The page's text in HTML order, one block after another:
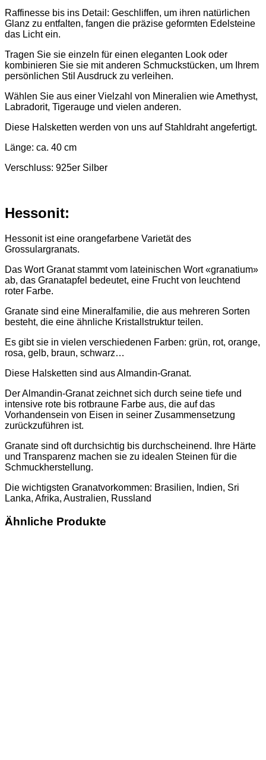
Raffinesse bis ins Detail: Geschliffen, um ihren natürlichen
Glanz zu entfalten, fangen die präzise geformten Edelsteine
das Licht ein.
Tragen Sie sie einzeln für einen eleganten Look oder
kombinieren Sie sie mit anderen Schmuckstücken, um Ihrem
persönlichen Stil Ausdruck zu verleihen.
Wählen Sie aus einer Vielzahl von Mineralien wie Amethyst,
Labradorit, Tigerauge und vielen anderen.
Diese Halsketten werden von uns auf Stahldraht angefertigt.
Länge: ca. 40 cm
Verschluss: 925er Silber
Hessonit:
Hessonit ist eine orangefarbene Varietät des
Grossulargranats.
Das Wort Granat stammt vom lateinischen Wort «granatium»
ab, das Granatapfel bedeutet, eine Frucht von leuchtend
roter Farbe.
Granate sind eine Mineralfamilie, die aus mehreren Sorten
besteht, die eine ähnliche Kristallstruktur teilen.
Es gibt sie in vielen verschiedenen Farben: grün, rot, orange,
rosa, gelb, braun, schwarz…
Diese Halsketten sind aus Almandin-Granat.
Der Almandin-Granat zeichnet sich durch seine tiefe und
intensive rote bis rotbraune Farbe aus, die auf das
Vorhandensein von Eisen in seiner Zusammensetzung
zurückzuführen ist.
Granate sind oft durchsichtig bis durchscheinend. Ihre Härte
und Transparenz machen sie zu idealen Steinen für die
Schmuckherstellung.
Die wichtigsten Granatvorkommen: Brasilien, Indien, Sri
Lanka, Afrika, Australien, Russland
Ähnliche Produkte